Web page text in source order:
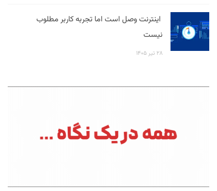
اینترنت وصل است اما تجربه کاربر مطلوب
نیست
۲۸ تیر ۱۴۰۵